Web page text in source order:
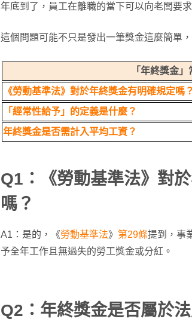
年底到了，員工在離職的當下可以向老闆要
這個問題可能不只是發出一筆獎金這麼簡單
「年終獎金
《勞動基準法》對於年終獎金有明確規定嗎？
「經常性給予」的定義是什麼？
年終獎金是否需計入平均工資？
Q1：《勞動基準法》對
嗎？
A1：是的，《勞動基準法》 第29條提到，事
予全年工作且無過失的勞工獎金或分紅。
Q2：年終獎金是否屬於